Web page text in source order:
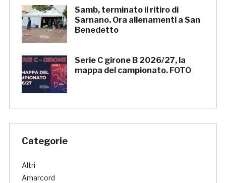
Samb, terminato il ritiro di
Sarnano. Ora allenamenti a San
Benedetto
Serie C girone B 2026/27, la
mappa del campionato. FOTO
Categorie
Altri
Amarcord